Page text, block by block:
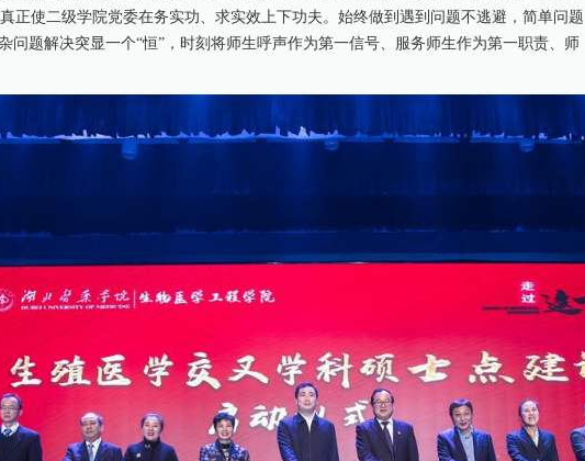
正使二级学院党委在务实功、求实效上下功夫。始终做到遇到问题不逃避，简单问题
问题解决突显一个“恒”，时刻将师生呼声作为第一信号、服务师生作为第一职责、师